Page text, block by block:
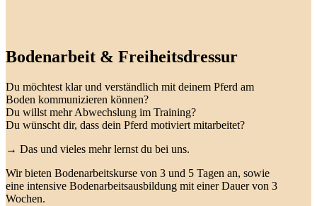
Bodenarbeit & Freiheitsdressur
Du möchtest klar und verständlich mit deinem Pferd am
Boden kommunizieren können?
Du willst mehr Abwechslung im Training?
Du wünscht dir, dass dein Pferd motiviert mitarbeitet?
→ Das und vieles mehr lernst du bei uns.
Wir bieten Bodenarbeitskurse von 3 und 5 Tagen an, sowie
eine intensive Bodenarbeitsausbildung mit einer Dauer von 3
Wochen.